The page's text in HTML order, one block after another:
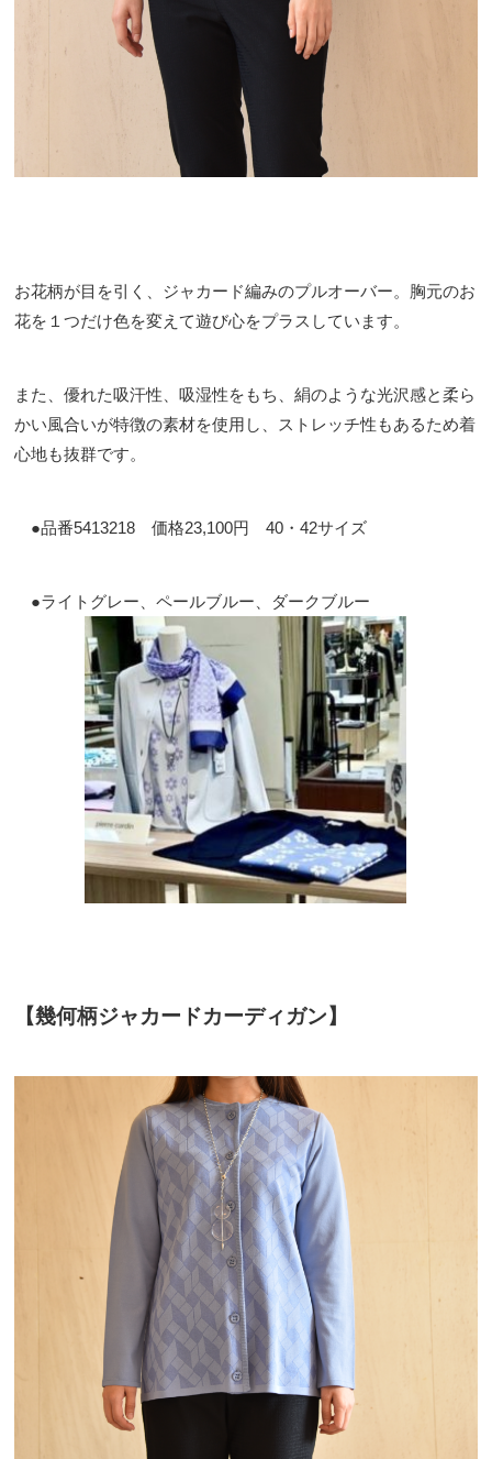
お花柄が目を引く、ジャカード編みのプルオーバー。胸元のお
花を１つだけ色を変えて遊び心をプラスしています。
また、優れた吸汗性、吸湿性をもち、絹のような光沢感と柔ら
かい風合いが特徴の素材を使用し、ストレッチ性もあるため着
心地も抜群です。
●品番5413218 価格23,100円 40・42サイズ
●ライトグレー、ペールブルー、ダークブルー
【幾何柄ジャカードカーディガン】